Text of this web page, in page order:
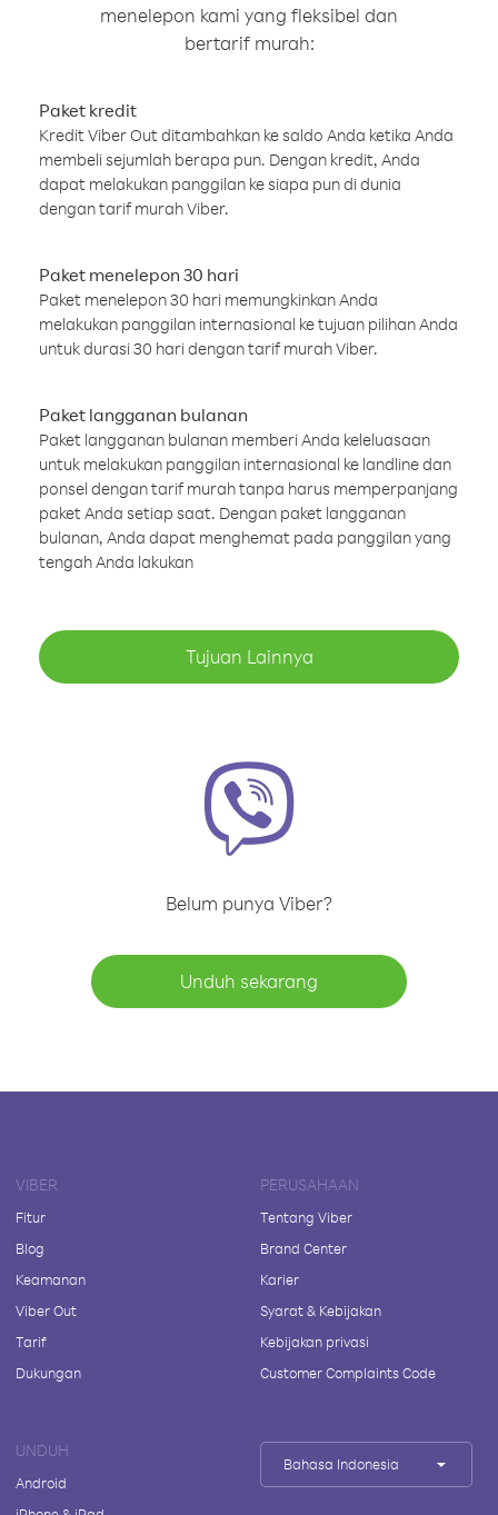
menelepon kami yang fleksibel dan
bertarif murah:
Paket kredit
Kredit Viber Out ditambahkan ke saldo Anda ketika Anda
membeli sejumlah berapa pun. Dengan kredit, Anda
dapat melakukan panggilan ke siapa pun di dunia
dengan tarif murah Viber.
Paket menelepon 30 hari
Paket menelepon 30 hari memungkinkan Anda
melakukan panggilan internasional ke tujuan pilihan Anda
untuk durasi 30 hari dengan tarif murah Viber.
Paket langganan bulanan
Paket langganan bulanan memberi Anda keleluasaan
untuk melakukan panggilan internasional ke landline dan
ponsel dengan tarif murah tanpa harus memperpanjang
paket Anda setiap saat. Dengan paket langganan
bulanan, Anda dapat menghemat pada panggilan yang
tengah Anda lakukan
Tujuan Lainnya
Belum punya Viber?
Unduh sekarang
VIBER
Fitur
Blog
Keamanan
Viber Out
Tarif
Dukungan
PERUSAHAAN
Tentang Viber
Brand Center
Karier
Syarat & Kebijakan
Kebijakan privasi
Customer Complaints Code
UNDUH
Android
Bahasa Indonesia